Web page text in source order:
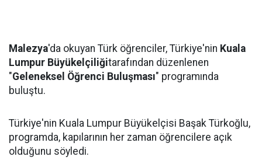
Malezya'da okuyan Türk öğrenciler, Türkiye'nin Kuala
Lumpur Büyükelçiliğitarafından düzenlenen
"Geleneksel Öğrenci Buluşması" programında
buluştu.
Türkiye'nin Kuala Lumpur Büyükelçisi Başak Türkoğlu,
programda, kapılarının her zaman öğrencilere açık
olduğunu söyledi.